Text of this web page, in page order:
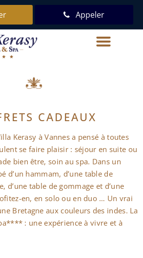
Appeler
CADEAUX
Kerasy à Vannes a pensé à toutes
se faire plaisir : séjour en suite ou
bien être, soin au spa. Dans un
d’un hammam, d’une table de
d’une table de gommage et d’une
en, en solo ou en duo … Un vrai
Bretagne aux couleurs des indes. La
: une expérience à vivre et à